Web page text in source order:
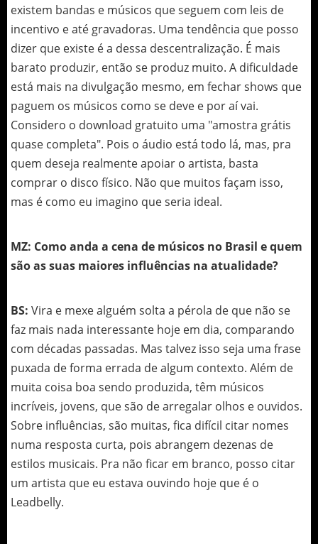
existem bandas e músicos que seguem com leis de
incentivo e até gravadoras. Uma tendência que posso
dizer que existe é a dessa descentralização. É mais
barato produzir, então se produz muito. A dificuldade
está mais na divulgação mesmo, em fechar shows que
paguem os músicos como se deve e por aí vai.
Considero o download gratuito uma "amostra grátis
quase completa". Pois o áudio está todo lá, mas, pra
quem deseja realmente apoiar o artista, basta
comprar o disco físico. Não que muitos façam isso,
mas é como eu imagino que seria ideal.
MZ: Como anda a cena de músicos no Brasil e quem
são as suas maiores influências na atualidade?
BS: Vira e mexe alguém solta a pérola de que não se
faz mais nada interessante hoje em dia, comparando
com décadas passadas. Mas talvez isso seja uma frase
puxada de forma errada de algum contexto. Além de
muita coisa boa sendo produzida, têm músicos
incríveis, jovens, que são de arregalar olhos e ouvidos.
Sobre influências, são muitas, fica difícil citar nomes
numa resposta curta, pois abrangem dezenas de
estilos musicais. Pra não ficar em branco, posso citar
um artista que eu estava ouvindo hoje que é o
Leadbelly.